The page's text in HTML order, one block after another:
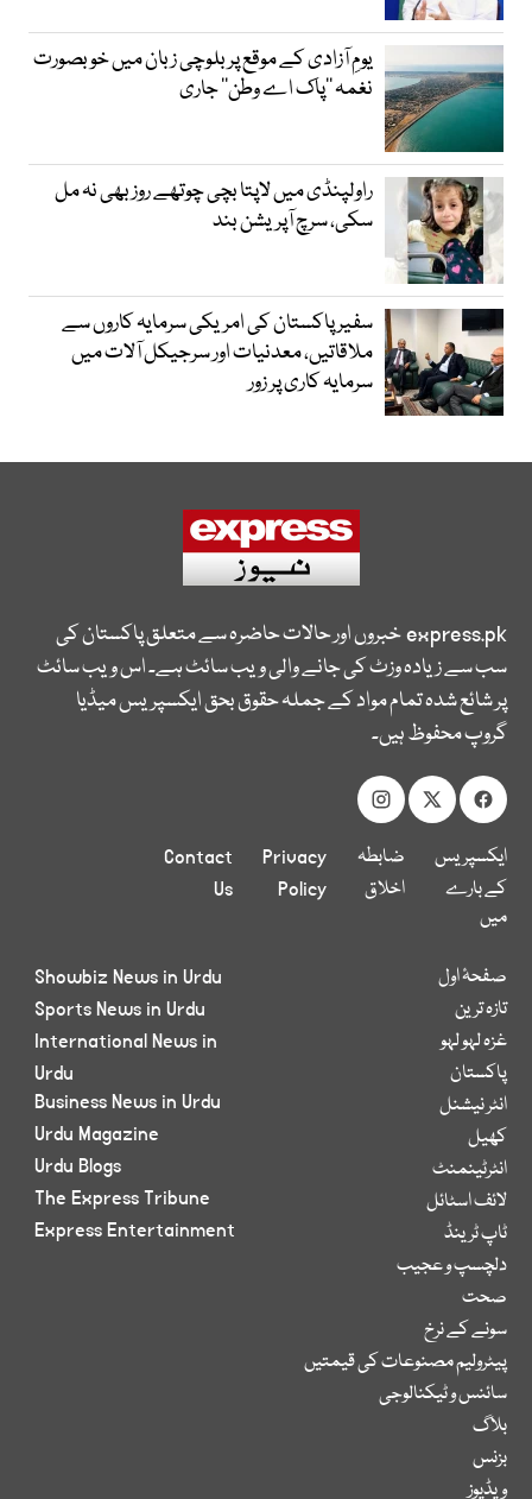
یومِ آزادی کے موقع پر بلوچی زبان میں خوبصورت
نغمہ ’’پاک اے وطن‘‘ جاری
راولپنڈی میں لاپتا بچی چوتھے روز بھی نہ مل
سکی، سرچ آپریشن بند
سفیر پاکستان کی امریکی سرمایہ کاروں سے
ملاقاتیں، معدنیات اور سرجیکل آلات میں
سرمایہ کاری پر زور
express.pkخبروں اور حالات حاضرہ سے متعلق پاکستان کی
سب سے زیادہ وزٹ کی جانے والی ویب سائٹ ہے۔ اس ویب سائٹ
پر شائع شدہ تمام مواد کے جملہ حقوق بحق ایکسپریس میڈیا
گروپ محفوظ ہیں۔
ایکسپریس
کے بارے
میں
ضابطہ
اخلاق
Privacy
Policy
Contact
Us
صفحۂ اول
تازہ ترین
غزہ لہو لہو
پاکستان
انٹر نیشنل
کھیل
انٹرٹینمنٹ
لائف اسٹائل
ٹاپ ٹرینڈ
دلچسپ و عجیب
صحت
سونے کے نرخ
پیٹرولیم مصنوعات کی قیمتیں
سائنس و ٹیکنالوجی
بلاگ
بزنس
ویڈیوز
Showbiz News in Urdu
Sports News in Urdu
International News in
Urdu
Business News in Urdu
Urdu Magazine
Urdu Blogs
The Express Tribune
Express Entertainment